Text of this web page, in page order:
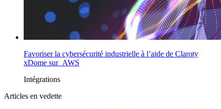
Favoriser la cybersécurité industrielle à l’aide de Claroty
xDome sur AWS
Intégrations
Articles en vedette